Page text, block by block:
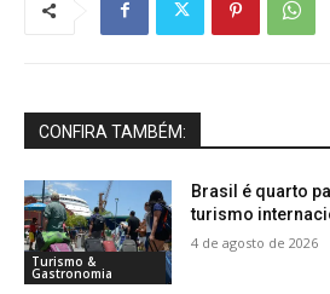
CONFIRA TAMBÉM:
Turismo &
Gastronomia
Brasil é quarto
turismo
4 de agosto de 2026